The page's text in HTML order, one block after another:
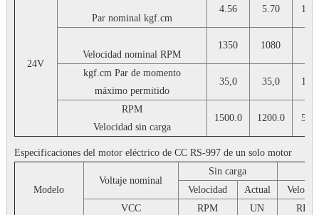
24V
Par nominal kgf.cm
4.56 5.70
Velocidad nominalRPM
1350 1080
kgf.cm Par de momento
máximo permitido
35,0 35,0
RPM
Velocidad sin carga
1500.0 1200.0
Especificaciones del motor eléctrico de CC RS-997 de un solo motor
Modelo
Voltaje nominal
Sin carga
Velocidad
Actual
VCC
RPM UN
RPM